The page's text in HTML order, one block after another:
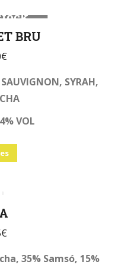
BRU
€
SYRAH,
VOL
€
35% Samsó, 15%